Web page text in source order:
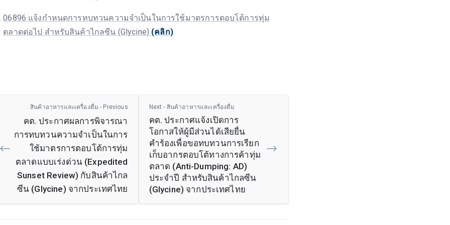
06896 แจ้งกำหนดการทบทวนความจำเป็นในการใช้มาตรการตอบโต้การทุ่ม
ตลาดต่อไป สำหรับสินค้าไกลซีน (Glycine) (คลิก)
สินค้าอาหารและเครื่องดื่ม - Previous
คต. ประกาศผลการพิจารณา
การทบทวนความจำเป็นในการ
ใช้มาตรการตอบโต้การทุ่ม
ตลาดแบบเร่งด่วน (Expedited
Sunset Review) กับสินค้าไกล
ซีน (Glycine) จากประเทศไทย
Next - สินค้าอาหารและเครื่องดื่ม
คต. ประกาศแจ้งเปิดการ
โอกาสให้ผู้มีส่วนได้เสียยื่น
คำร้องเพื่อขอทบทวนการเรียก
เก็บอากรตอบโต้ทางการค้าทุ่ม
ตลาด (Anti-Dumping: AD)
ประจำปี สำหรับสินค้าไกลซีน
(Glycine) จากประเทศไทย